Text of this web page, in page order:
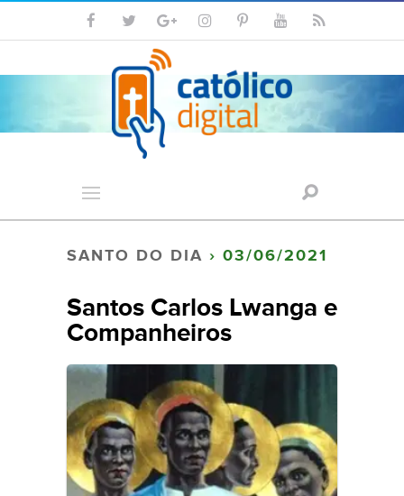
SANTO DO DIA › 03/06/2021
Santos Carlos Lwanga e
Companheiros